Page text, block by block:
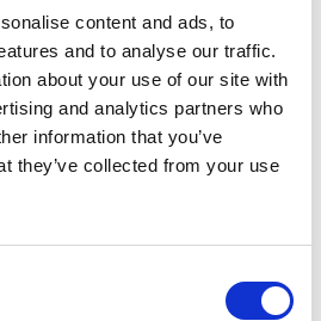
content and ads, to
and to analyse our traffic.
about your use of our site with
and analytics partners who
information that you’ve
they’ve collected from your use